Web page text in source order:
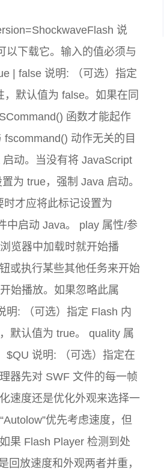
说
以下载它。输入的值必须与
| false 说明: （可选）指定
默认值为 false。如果在同
函数才能起作
动作无关的目
动。当没有将 JavaScript
为 true，强制 Java 启动。
才应将此标记设置为
中启动 Java。 play 属性/参
览器中加载时就开始播
或执行某些其他任务来开始
始播放。如果忽略此属
明: （可选）指定 Flash 内
默认值为 true。 quality 属
$QU 说明: （可选）指定在
器先对 SWF 文件的每一帧
速度还是优化外观来选择一
优先考虑速度，但
果 Flash Player 检测到处
回放速度和外观两者并重，